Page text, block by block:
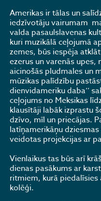
Amerikas ir tālas un
iedzīvotāju vairumam
valda pasaulslavenas
kuri muzikālā ceļojumā
zemes, būs iespēja
ezerus un varenās upes,
aicinošās pludmales un
mūzikas palīdzību
dienvidameriku daba’’
ceļojums no Meksikas
klausītāji labāk izprastu
dzīvo, mīl un priecājas.
latīņamerikāņu
veidotas projekcijas ar
Vienlaikus tas būs arī
dienas pasākums ar
ritmiem, kurā
kolēģi.